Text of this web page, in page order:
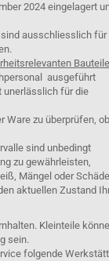
2024 eingelagert
ausschliesslich für
ausgeführt
unerlässlich für die
Ware zu überprüfen, ob
sind unbedingt
zu gewährleisten,
Mängel oder
aktuellen Zustand
Kleinteile
sein.
folgende